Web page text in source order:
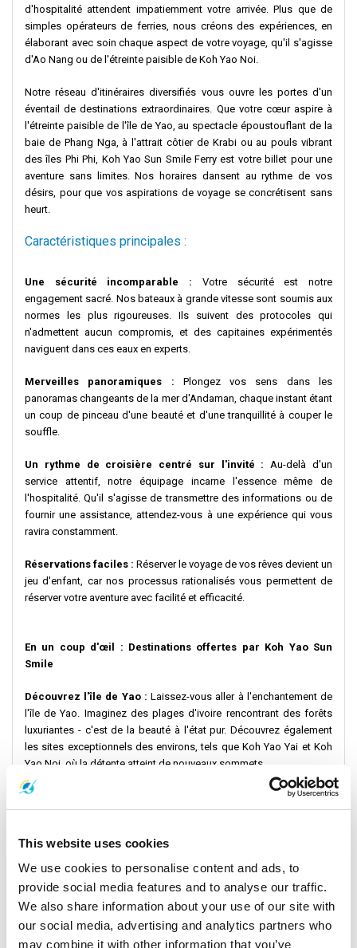
This website uses cookies
We use cookies to personalise content and ads, to
provide social media features and to analyse our traffic.
We also share information about your use of our site with
our social media, advertising and analytics partners who
may combine it with other information that you’ve
d'hospitalité attendent impatiemment votre arrivée. Plus que de
simples opérateurs de ferries, nous créons des expériences, en
élaborant avec soin chaque aspect de votre voyage, qu'il s'agisse
d'Ao Nang ou de l'étreinte paisible de Koh Yao Noi.
Notre réseau d'itinéraires diversifiés vous ouvre les portes d'un
éventail de destinations extraordinaires. Que votre cœur aspire à
l'étreinte paisible de l'île de Yao, au spectacle époustouflant de la
baie de Phang Nga, à l'attrait côtier de Krabi ou au pouls vibrant
des îles Phi Phi, Koh Yao Sun Smile Ferry est votre billet pour une
aventure sans limites. Nos horaires dansent au rythme de vos
désirs, pour que vos aspirations de voyage se concrétisent sans
heurt.
Caractéristiques principales :
Une sécurité incomparable : Votre sécurité est notre
engagement sacré. Nos bateaux à grande vitesse sont soumis aux
normes les plus rigoureuses. Ils suivent des protocoles qui
n'admettent aucun compromis, et des capitaines expérimentés
naviguent dans ces eaux en experts.
Merveilles panoramiques : Plongez vos sens dans les
panoramas changeants de la mer d'Andaman, chaque instant étant
un coup de pinceau d'une beauté et d'une tranquillité à couper le
souffle.
Un rythme de croisière centré sur l'invité : Au-delà d'un
service attentif, notre équipage incarne l'essence même de
l'hospitalité. Qu'il s'agisse de transmettre des informations ou de
fournir une assistance, attendez-vous à une expérience qui vous
ravira constamment.
Réservations faciles : Réserver le voyage de vos rêves devient un
jeu d'enfant, car nos processus rationalisés vous permettent de
réserver votre aventure avec facilité et efficacité.
En un coup d'œil : Destinations offertes par Koh Yao Sun
Smile
Découvrez l'île de Yao :Laissez-vous aller à l'enchantement de
l'île de Yao. Imaginez des plages d'ivoire rencontrant des forêts
luxuriantes - c'est de la beauté à l'état pur. Découvrez également
les sites exceptionnels des environs, tels que Koh Yao Yai et Koh
Yao Noi, où la détente atteint de nouveaux sommets.
La magie de la baie de Phang Nga :
Plongez dans la baie de
Phang Nga, un endroit composé d'immenses îles rocheuses dans
pas non plus la côte d'Ao Nang, qui est une pure merveille.
côte de Krabi, où les plages étincelantes et les créatures marines
colorées créent une scène calme. Ne manquez pas non plus de
profiter de la magie d'Ao Nang.